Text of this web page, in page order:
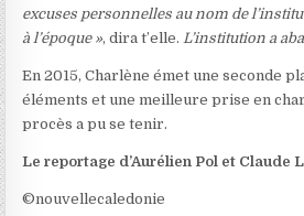
excuses personnelles au nom de
à l’époque », dira t’elle.L’institution a
En 2015, Charlène émet une seconde
éléments et une meilleure prise en
procès a pu se tenir.
Le reportage d’Aurélien Pol et Claude
©nouvellecaledonie